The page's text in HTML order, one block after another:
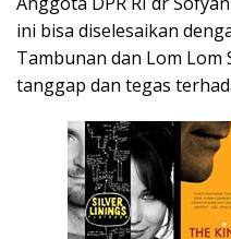
ini bisa diselesaikan
Tambunan dan Lom Lom
tanggap dan tegas